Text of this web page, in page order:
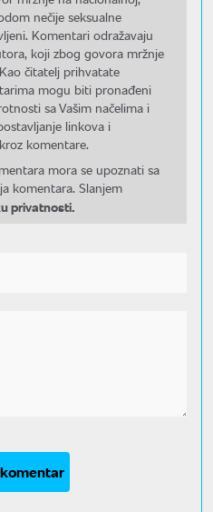
nečije seksualne
Komentari odražavaju
koji zbog govora mržnje
čitatelj prihvatate
mogu biti pronađeni
sa Vašim načelima i
linkova i
komentare.
mora se upoznati sa
komentara. Slanjem
privatnosti.